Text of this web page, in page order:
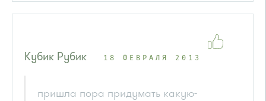
Кубик Рубик 18 ФЕВРАЛЯ 2013
пришла пора придумать какую-